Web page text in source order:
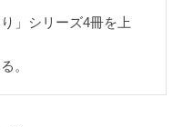
」シリーズ4冊を上
。